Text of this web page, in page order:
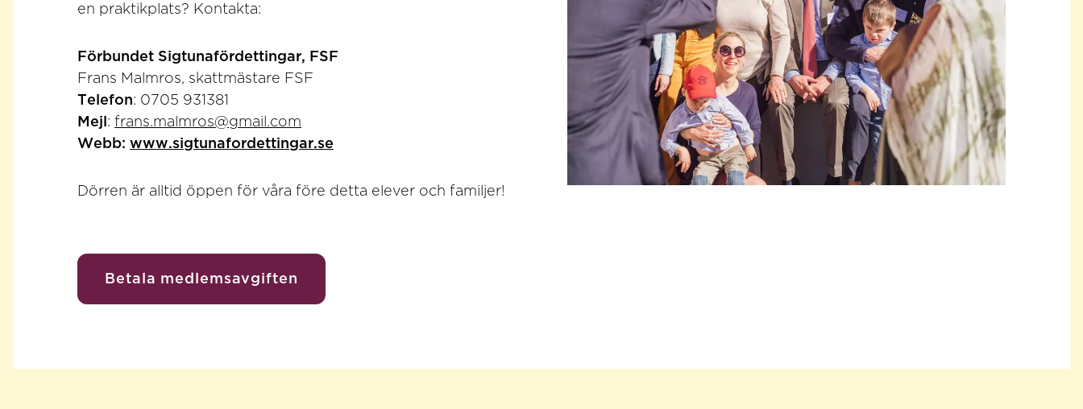
en praktikplats? Kontakta:
Förbundet Sigtunafördettingar, FSF
Frans Malmros, skattmästare FSF
Telefon: 0705 931381
Mejl : frans.malmros@gmail.com
Webb: www.sigtunafordettingar.se
Dörren är alltid öppen för våra före detta elever och familjer!
Betala medlemsavgiften